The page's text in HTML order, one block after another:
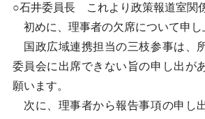
○石井委員長 これより政策報道室関
初めに、理事者の欠席について申し
国政広域連携担当の三枝参事は、
委員会に出席できない旨の申し出が
願います。
次に、理事者から報告事項の申し